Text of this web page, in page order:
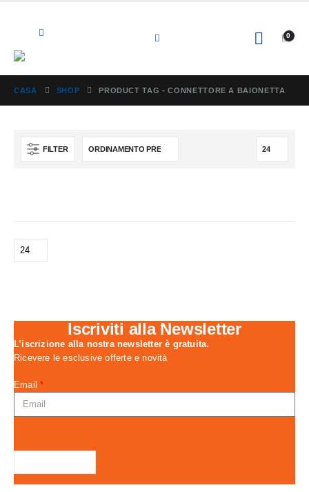
0
CASA SHOP PRODUCT TAG -CONNETTORE A BAIONETTA
FILTER
Iscriviti alla Newsletter
L’iscrizione alla nostra newsletter è gratuita.
Ricevere le esclusive offerte e novità
Email*